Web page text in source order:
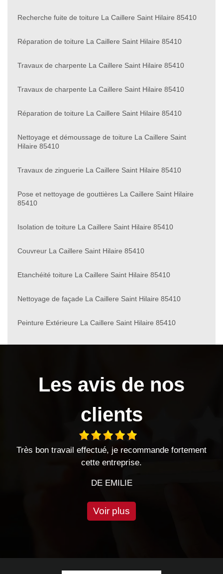
Recherche fuite de toiture La Caillere Saint Hilaire 85410
Réparation de toiture La Caillere Saint Hilaire 85410
Travaux de charpente La Caillere Saint Hilaire 85410
Travaux de charpente La Caillere Saint Hilaire 85410
Réparation de toiture La Caillere Saint Hilaire 85410
Nettoyage et démoussage de toiture La Caillere Saint
Hilaire 85410
Travaux de zinguerie La Caillere Saint Hilaire 85410
Pose et nettoyage de gouttières La Caillere Saint Hilaire
85410
Isolation de toiture La Caillere Saint Hilaire 85410
Couvreur La Caillere Saint Hilaire 85410
Etanchéité toiture La Caillere Saint Hilaire 85410
Nettoyage de façade La Caillere Saint Hilaire 85410
Peinture Extérieure La Caillere Saint Hilaire 85410
Les avis de nos
clients
Très bon travail effectué, je recommande fortement
cette entreprise.
DE EMILIE
Voir plus